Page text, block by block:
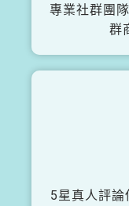
專業社群團
群
5星真人評